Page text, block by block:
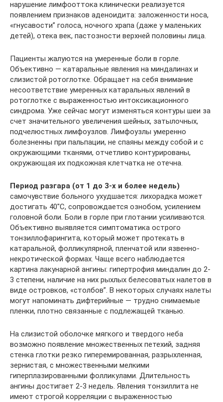
нарушение лимфооттока клинически реализуется
появлением признаков аденоидита: заложенности носа,
«гнусавости” голоса, ночного храпа (даже у маленьких
детей), отека век, пастозности верхней половины лица.
Пациенты жалуются на умеренные боли в горле.
Объективно — катаральные явления на миндалинах и
слизистой ротоглотке. Обращает на себя внимание
несоответствие умеренных катаральных явлений в
ротоглотке с выраженностью интоксикационного
синдрома. Уже сейчас могут изменяться контуры шеи за
счет значительного увеличения шейных, затылочных,
подчелюстных лимфоузлов. Лимфоузлы умеренно
болезненны при пальпации, не спаяны между собой и с
окружающими тканями, отчетливо контурированы,
окружающая их подкожная клетчатка не отечна.
Период разгара (от 1 до 3-х и более недель)
самочувствие больного ухудшается: лихорадка может
достигать 40″С, сопровождается ознобом, усилением
головной боли. Боли в горле при глотании усиливаются.
Объективно выявляется симптоматика острого
тонзиллофарингита, который может протекать в
катаральной, фолликулярной, пленчатой или язвенно-
некротической формах. Чаще всего наблюдается
картина лакунарной ангины: гипертрофия миндалин до 2-
3 степени, наличие на них рыхлых белесоватых налетов в
виде островков, «столбов”. В некоторых случаях налеты
могут напоминать дифтерийные — трудно снимаемые
пленки, плотно связанные с подлежащей тканью.
На слизистой оболочке мягкого и твердого неба
возможно появление множественных петехий, задняя
стенка глотки резко гиперемированная, разрыхленная,
зернистая, с множественными мелкими
гиперплазированными фолликулами. Длительность
ангины достигает 2-3 недель. Явления тонзиллита не
имеют строгой корреляции с выраженностью